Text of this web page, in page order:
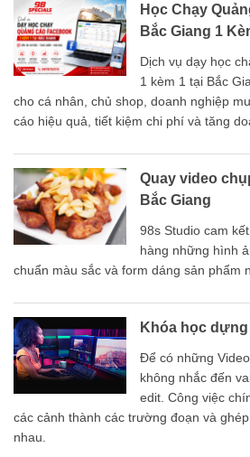
Học Chạy
Bắc Giang 1
Dịch vụ dạy học
1 kèm 1 tại Bắc
cho cá nhân, chủ shop, doanh nghiệp
cáo hiệu quả, tiết kiệm chi phí và tăng
Quay video
Bắc Giang
98s Studio cam
hàng những hình
chuẩn màu sắc và form dáng sản phẩm
Khóa học
Để có những
không nhắc đến
edit. Công việc
các cảnh thành các trường đoạn và
nhau.